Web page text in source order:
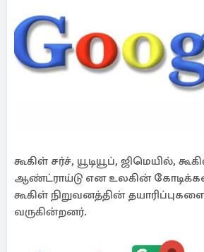
கூகிள் சர்ச், யூடியூப், ஜிமெயில்,
ஆண்ட்ராய்டு என உலகின்
கூகிள் நிறுவனத்தின்
வருகின்றனர்.